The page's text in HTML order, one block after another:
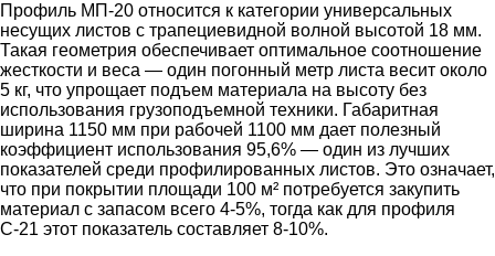
Профиль МП-20 относится к категории универсальных
несущих листов с трапециевидной волной высотой 18 мм.
Такая геометрия обеспечивает оптимальное соотношение
жесткости и веса — один погонный метр листа весит около
5 кг, что упрощает подъем материала на высоту без
использования грузоподъемной техники. Габаритная
ширина 1150 мм при рабочей 1100 мм дает полезный
коэффициент использования 95,6% — один из лучших
показателей среди профилированных листов. Это означает,
что при покрытии площади 100 м² потребуется закупить
материал с запасом всего 4-5%, тогда как для профиля
С-21 этот показатель составляет 8-10%.